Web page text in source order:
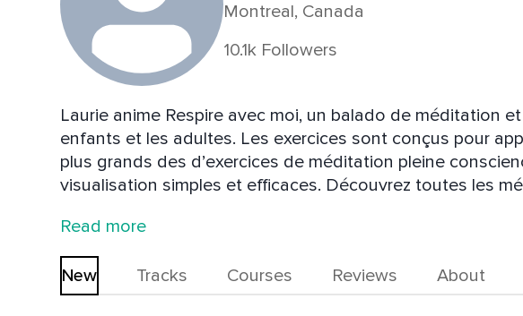
Montreal, Canada
10.1k Followers
Laurie anime Respire avec moi, un balado de méditation
enfants et les adultes. Les exercices sont conçus pour
plus grands des d’exercices de méditation pleine
visualisation simples et efficaces. Découvrez toutes les
psychothérapeute, oeuvrant auprès des personnes qui ont
sexuelles, à Laval (Canada).
Read more
New Tracks Courses Reviews About